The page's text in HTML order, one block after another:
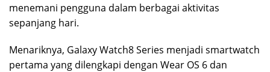
menemani pengguna dalam berbagai aktivitas
sepanjang hari.
Menariknya, Galaxy Watch8 Series menjadi smartwatch
pertama yang dilengkapi dengan Wear OS 6 dan